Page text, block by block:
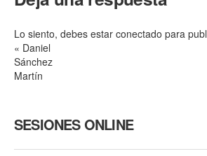
Lo siento, debes estar conectado para
« Daniel
Sánchez
Martín
SESIONES ONLINE